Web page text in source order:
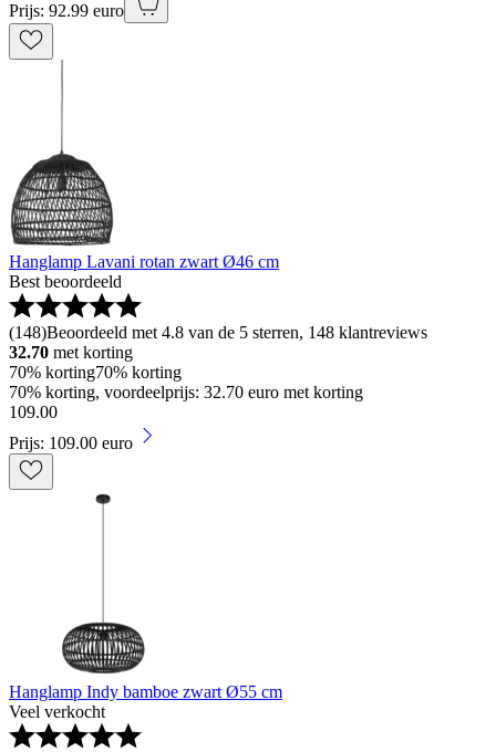
Prijs: 92.99 euro
Hanglamp Lavani rotan zwart Ø46 cm
Best beoordeeld
(148)Beoordeeld met 4.8 van de 5 sterren, 148 klantreviews
32.70 met korting
70% korting70% korting
70% korting, voordeelprijs: 32.70 euro met korting
109.00
Prijs: 109.00 euro
Hanglamp Indy bamboe zwart Ø55 cm
Veel verkocht